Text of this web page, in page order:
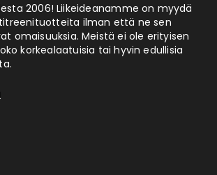
2006! Liikeideanamme on myydä
ilman että ne sen
omaisuuksia. Meistä ei ole erityisen
korkealaatuisia tai hyvin edullisia